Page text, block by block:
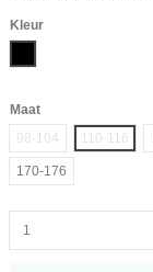
Kleur
Maat
98-104
110-116
170-176